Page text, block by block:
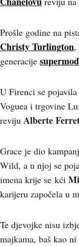
Prošle godine na
Christy Turlington,
generacije
U Firenci se
Voguea i trgovine
reviju Alberte
Grace je dio
Wild, a u njoj se
imena krije se kći
karijeru započela u
Te djevojke nisu
majkama, baš kao ni